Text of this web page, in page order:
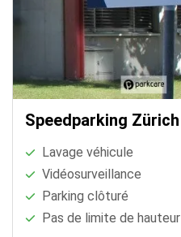
Speedparking Zürich
Lavage véhicule
Vidéosurveillance
Parking clôturé
Pas de limite de hauteur